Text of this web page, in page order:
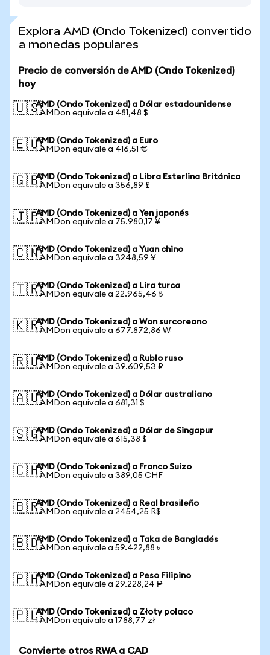
Explora AMD (Ondo Tokenized) convertido
a monedas populares
Precio de conversión de AMD (Ondo Tokenized)
hoy
🇺🇸AMD (Ondo Tokenized) a Dólar estadounidense
1 AMDon equivale a 481,48 $
🇪🇺AMD (Ondo Tokenized) a Euro
1 AMDon equivale a 416,51 €
🇬🇧AMD (Ondo Tokenized) a Libra Esterlina Británica
1 AMDon equivale a 356,89 £
🇯🇵AMD (Ondo Tokenized) a Yen japonés
1 AMDon equivale a 75.980,17 ¥
🇨🇳AMD (Ondo Tokenized) a Yuan chino
1 AMDon equivale a 3248,59 ¥
🇹🇷AMD (Ondo Tokenized) a Lira turca
1 AMDon equivale a 22.965,46 ₺
🇰🇷AMD (Ondo Tokenized) a Won surcoreano
1 AMDon equivale a 677.872,86 ₩
🇷🇺AMD (Ondo Tokenized) a Rublo ruso
1 AMDon equivale a 39.609,53 ₽
🇦🇺AMD (Ondo Tokenized) a Dólar australiano
1 AMDon equivale a 681,31 $
🇸🇬AMD (Ondo Tokenized) a Dólar de Singapur
1 AMDon equivale a 615,38 $
🇨🇭AMD (Ondo Tokenized) a Franco Suizo
1 AMDon equivale a 389,05 CHF
🇧🇷AMD (Ondo Tokenized) a Real brasileño
1 AMDon equivale a 2454,25 R$
🇧🇩AMD (Ondo Tokenized) a Taka de Bangladés
1 AMDon equivale a 59.422,88 ৳
🇵🇭AMD (Ondo Tokenized) a Peso Filipino
1 AMDon equivale a 29.228,24 ₱
🇵🇱AMD (Ondo Tokenized) a Złoty polaco
1 AMDon equivale a 1788,77 zł
Convierte otros RWA a CAD